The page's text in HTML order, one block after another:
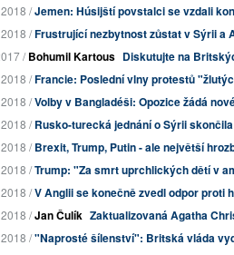
/Jemen: Húsijští povstalci se vzdali
/Frustrující nezbytnost zůstat v Sýrii a
/Bohumil Kartous Diskutujte na
/Francie: Poslední vlny protestů
/Volby v Bangladéši: Opozice žádá
/Rusko-turecká jednání o Sýrii
/Brexit, Trump, Putin - ale největší
/Trump: "Za smrt uprchlických dětí v
/V Anglii se konečně zvedl odpor proti
/Jan Čulík Zaktualizovaná Agatha
/"Naprosté šílenství": Britská vláda